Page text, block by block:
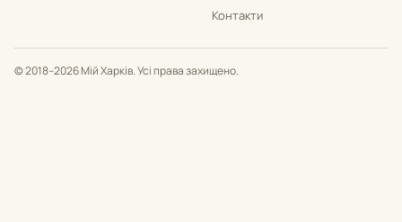
Контакти
© 2018–2026 Мій Харків. Усі права захищено.